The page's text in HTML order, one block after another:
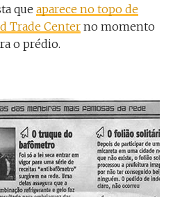
que aparece no topo de
Trade Centerno momento
o prédio.